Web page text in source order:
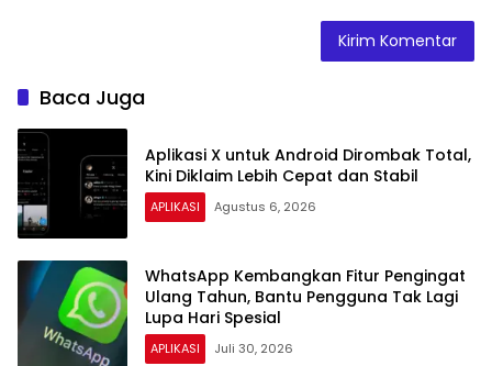
Baca Juga
Aplikasi X untuk Android Dirombak Total,
Kini Diklaim Lebih Cepat dan Stabil
APLIKASI Agustus 6, 2026
WhatsApp Kembangkan Fitur Pengingat
Ulang Tahun, Bantu Pengguna Tak Lagi
Lupa Hari Spesial
APLIKASI Juli 30, 2026